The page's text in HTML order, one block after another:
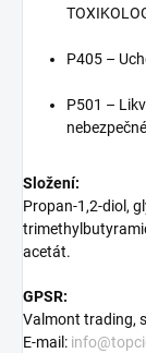
P405 –
P501 –
Složení:
Propan-1,2-diol,
acetát.
GPSR:
Valmont trading,
E-mail: